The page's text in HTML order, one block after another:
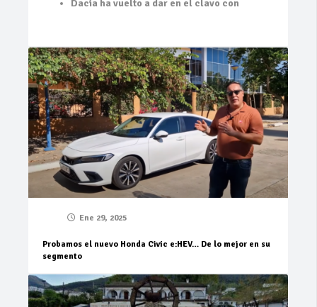
Dacia ha vuelto a dar en el clavo con
Ene 29, 2025
Probamos el nuevo Honda Civic e:HEV… De lo mejor en su
segmento